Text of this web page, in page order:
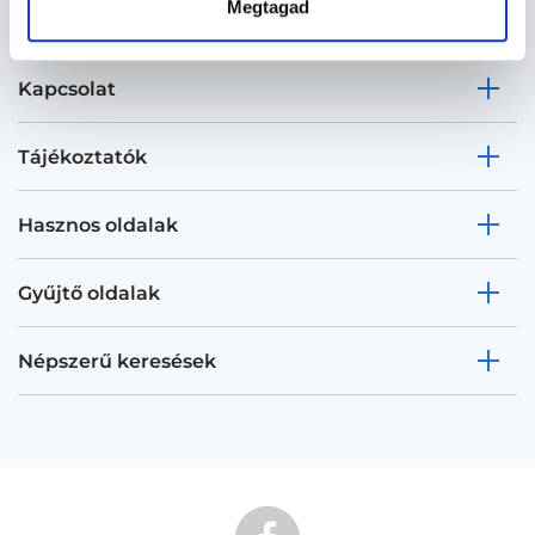
Megtagad
Kapcsolat
Tájékoztatók
Hasznos oldalak
Gyűjtő oldalak
Népszerű keresések